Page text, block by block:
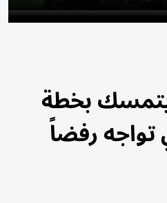
بخطة
رفضاً